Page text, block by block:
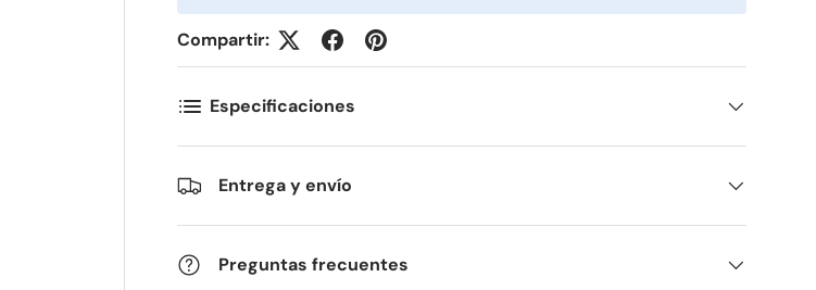
Compartir:
Especificaciones
Entrega y envío
Preguntas frecuentes